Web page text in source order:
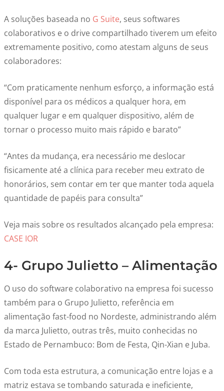
A soluções baseada no G Suite, seus softwares
colaborativos e o drive compartilhado tiverem um efeito
extremamente positivo, como atestam alguns de seus
colaboradores:
“Com praticamente nenhum esforço, a informação está
disponível para os médicos a qualquer hora, em
qualquer lugar e em qualquer dispositivo, além de
tornar o processo muito mais rápido e barato”
“Antes da mudança, era necessário me deslocar
fisicamente até a clínica para receber meu extrato de
honorários, sem contar em ter que manter toda aquela
quantidade de papéis para consulta”
Veja mais sobre os resultados alcançado pela empresa:
CASE IOR
4- Grupo Julietto – Alimentação
O uso do software colaborativo na empresa foi sucesso
também para o Grupo Julietto, referência em
alimentação fast-food no Nordeste, administrando além
da marca Julietto, outras três, muito conhecidas no
Estado de Pernambuco: Bom de Festa, Qin-Xian e Juba.
Com toda esta estrutura, a comunicação entre lojas e a
matriz estava se tombando saturada e ineficiente,